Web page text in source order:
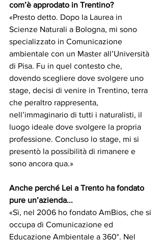
com’è approdato in Trentino?
«Presto detto. Dopo la Laurea in
Scienze Naturali a Bologna, mi sono
specializzato in Comunicazione
ambientale con un Master all’Università
di Pisa. Fu in quel contesto che,
dovendo scegliere dove svolgere uno
stage, decisi di venire in Trentino, terra
che peraltro rappresenta,
nell’immaginario di tutti i naturalisti, il
luogo ideale dove svolgere la propria
professione. Concluso lo stage, mi si
presentò la possibilità di rimanere e
sono ancora qua.»
Anche perché Lei a Trento ha fondato
pure un’azienda...
«Sì, nel 2006 ho fondato AmBios, che si
occupa di Comunicazione ed
Educazione Ambientale a 360°. Nel